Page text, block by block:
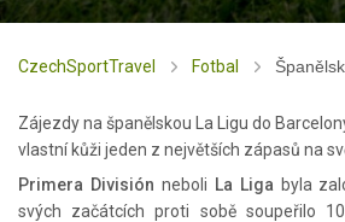
CzechSportTravel Fotbal
Zájezdy na španělskou La Ligu do
vlastní kůži jeden z největších zápasů na
Primera División neboli La Liga byla
svých začátcích proti sobě soupeřilo